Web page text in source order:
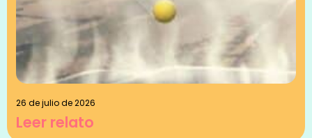
26 de julio de 2026
Leer relato